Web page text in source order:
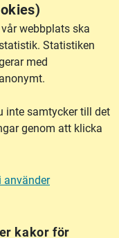
webbplats ska
Statistiken
med
inte samtycker till det
genom att klicka
använder
kakor för